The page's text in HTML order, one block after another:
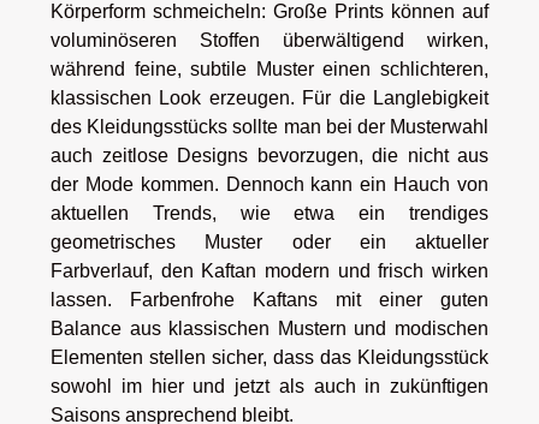
Körperform schmeicheln: Große Prints können auf
voluminöseren Stoffen überwältigend wirken,
während feine, subtile Muster einen schlichteren,
klassischen Look erzeugen. Für die Langlebigkeit
des Kleidungsstücks sollte man bei der Musterwahl
auch zeitlose Designs bevorzugen, die nicht aus
der Mode kommen. Dennoch kann ein Hauch von
aktuellen Trends, wie etwa ein trendiges
geometrisches Muster oder ein aktueller
Farbverlauf, den Kaftan modern und frisch wirken
lassen. Farbenfrohe Kaftans mit einer guten
Balance aus klassischen Mustern und modischen
Elementen stellen sicher, dass das Kleidungsstück
sowohl im hier und jetzt als auch in zukünftigen
Saisons ansprechend bleibt.